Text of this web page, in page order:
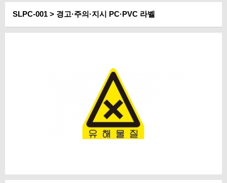
SLPC-001 > 경고·주의·지시 PC·PVC 라벨